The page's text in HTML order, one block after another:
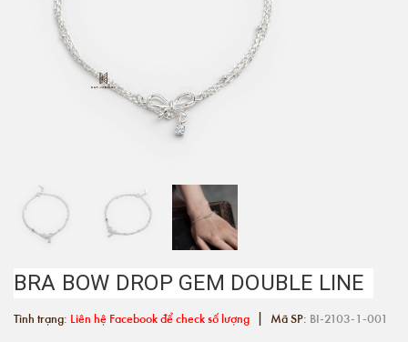
BRA BOW DROP GEM DOUBLE LINE
Tình trạng: Liên hệ Facebook để check số lượng | Mã SP: BI-2103-1-001